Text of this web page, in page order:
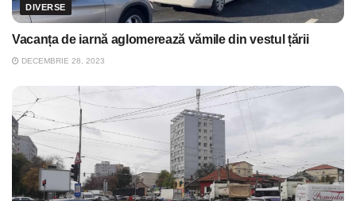
DIVERSE
Vacanța de iarnă aglomerează vămile din vestul țării
DECEMBRIE 28, 2023